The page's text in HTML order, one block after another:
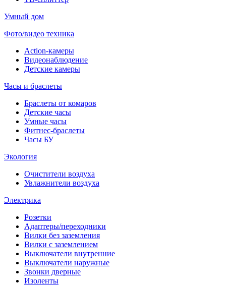
Умный дом
Фото/видео техника
Action-камеры
Видеонаблюдение
Детские камеры
Часы и браслеты
Браслеты от комаров
Детские часы
Умные часы
Фитнес-браслеты
Часы БУ
Экология
Очистители воздуха
Увлажнители воздуха
Электрика
Розетки
Адаптеры/переходники
Вилки без заземления
Вилки с заземлением
Выключатели внутренние
Выключатели наружные
Звонки дверные
Изоленты